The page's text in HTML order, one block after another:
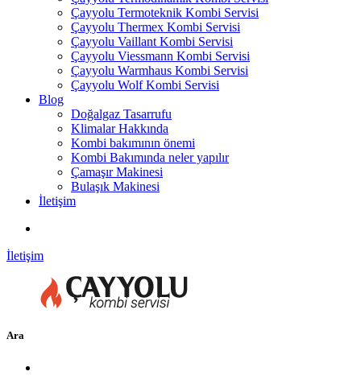
Çayyolu Termoteknik Kombi Servisi
Çayyolu Thermex Kombi Servisi
Çayyolu Vaillant Kombi Servisi
Çayyolu Viessmann Kombi Servisi
Çayyolu Warmhaus Kombi Servisi
Çayyolu Wolf Kombi Servisi
Blog
Doğalgaz Tasarrufu
Klimalar Hakkında
Kombi bakımının önemi
Kombi Bakımında neler yapılır
Çamaşır Makinesi
Bulaşık Makinesi
İletişim
İletişim
Ara